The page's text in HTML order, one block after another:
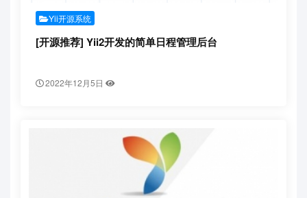
Yii开源系统
[开源推荐] Yii2开发的简单日程管理后台
2022年12月5日